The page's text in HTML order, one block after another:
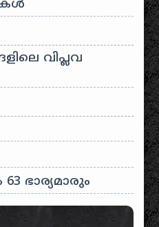
വിപ്ലവ
ഭാര്യമാരും